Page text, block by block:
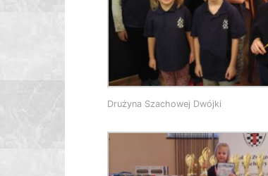
Drużyna Szachowej Dwójki